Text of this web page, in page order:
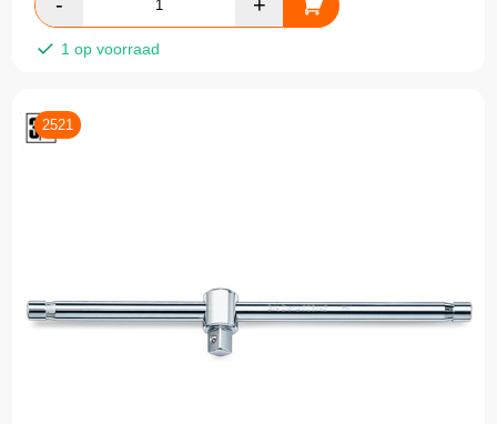
1 op voorraad
2521